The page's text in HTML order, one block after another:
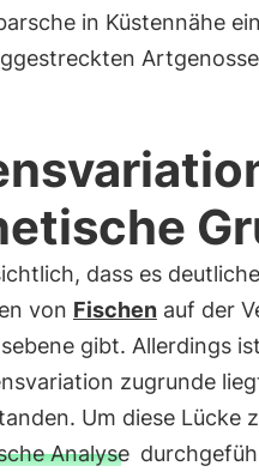
in Küstennähe
dass es deutliche
von Fischenauf der
gibt. Allerdings
zugrunde
Um diese Lücke
Analyse